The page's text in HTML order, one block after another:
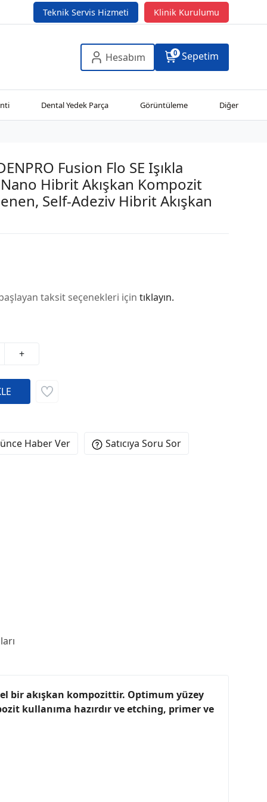
Teknik Servis Hizmeti Klinik Kurulumu
Hesabım 0 Sepetim
Dental Yedek Parça Görüntüleme Diğer
Fusion Flo SE Işıkla
Hibrit Akışkan Kompozit
Self-Adeziv Hibrit Akışkan
taksit seçenekleri içintıklayın.
+
Haber Ver Satıcıya Soru Sor
bir akışkan kompozittir. Optimum yüzey
kullanıma hazırdır ve etching, primer ve